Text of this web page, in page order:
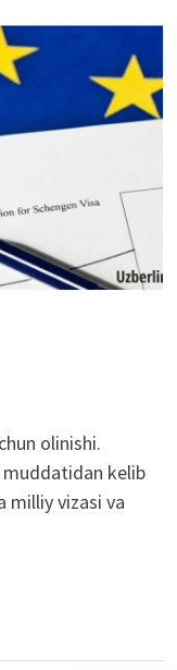
olinishi.
muddatidan kelib
milliy vizasi va